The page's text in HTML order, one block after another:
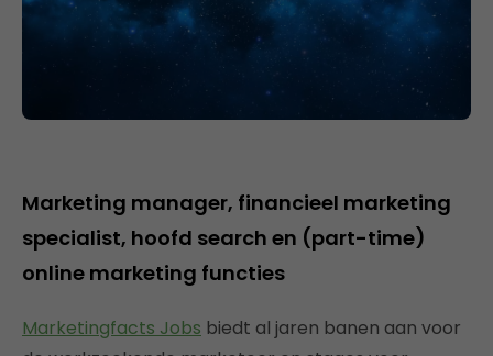
Marketing manager, financieel marketing
specialist, hoofd search en (part-time)
online marketing functies
Marketingfacts Jobs biedt al jaren banen aan voor